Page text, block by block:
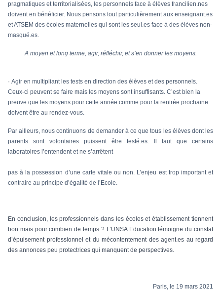
pragmatiques et territorialisées, les personnels face à élèves francilien.nes
doivent en bénéficier. Nous pensons tout particulièrement aux enseignant.es
et ATSEM des écoles maternelles qui sont les seul.es face à des élèves non-
masqué.es.
A moyen et long terme, agir, réfléchir, et s’en donner les moyens.
· Agir en multipliant les tests en direction des élèves et des personnels.
Ceux-ci peuvent se faire mais les moyens sont insuffisants. C’est bien la
preuve que les moyens pour cette année comme pour la rentrée prochaine
doivent être au rendez-vous.
Par ailleurs, nous continuons de demander à ce que tous les élèves dont les
parents sont volontaires puissent être testé.es. Il faut que certains
laboratoires l’entendent et ne s’arrêtent
pas à la possession d’une carte vitale ou non. L’enjeu est trop important et
contraire au principe d’égalité de l’Ecole.
En conclusion, les professionnels dans les écoles et établissement tiennent
bon mais pour combien de temps ? L’UNSA Education témoigne du constat
d’épuisement professionnel et du mécontentement des agent.es au regard
des annonces peu protectrices qui manquent de perspectives.
Paris, le 19 mars 2021